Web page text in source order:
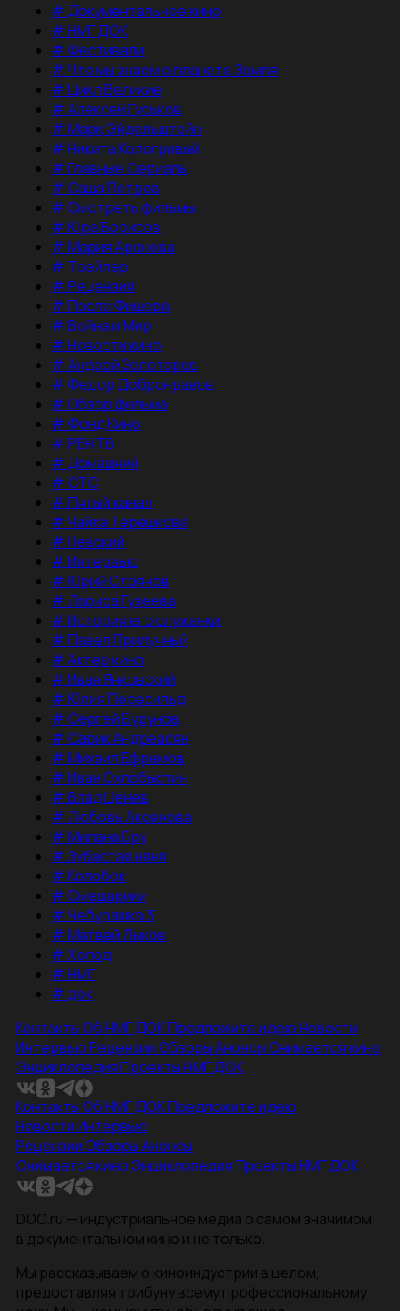
#Документальное кино
#НМГ ДОК
#Фестивали
#Что мы знаем о планете Земля
#Цикл Великие
#Алексей Гуськов
#Марк Эйдельштейн
#Никита Кологривый
#Главные Сериалы
#Саша Петров
#Смотреть фильмы
#Юра Борисов
#Мария Аронова
# Трейлер
#Рецензия
#После Фишера
#Война и Мир
#Новости кино
#Андрей Золотарев
#Федор Добронравов
#Обзор фильма
#Фонд Кино
#РЕН ТВ
#Домашний
#СТС
#Пятый канал
#Чайка Терешкова
#Невский
#Интервью
#Юрий Стоянов
#Лариса Гузеева
#История его служанки
#Павел Прилучный
#Актер кино
#Иван Янковский
#Юлия Пересильд
#Сергей Бурунов
#Сарик Андреасян
#Михаил Ефремов
#Иван Охлобыстин
#Влад Ценев
#Любовь Аксенова
#Милана Бру
#Зубастая няня
#Колобок
#Смешарики
#Чебурашка 3
#Матвей Лыков
#Холод
#НМГ
#док
КонтактыОб НМГ ДОКПредложите идеюНовости
ИнтервьюРецензииОбзорыАнонсыСнимается кино
ЭнциклопедияПроекты НМГ ДОК
КонтактыОб НМГ ДОКПредложите идею
НовостиИнтервью
РецензииОбзорыАнонсы
Снимается кино ЭнциклопедияПроекты НМГ ДОК
DOC.ru — индустриальное медиа о самом значимом
в документальном кино и не только.
Мы рассказываем о киноиндустрии в целом,
предоставляя трибуну всему профессиональному